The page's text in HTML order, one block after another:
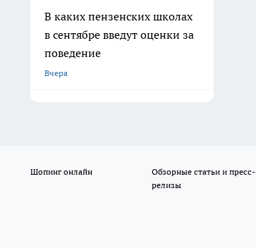
В каких пензенских школах
в сентябре введут оценки за
поведение
Вчера
Шопинг онлайн
Обзорные статьи и пресс-
релизы